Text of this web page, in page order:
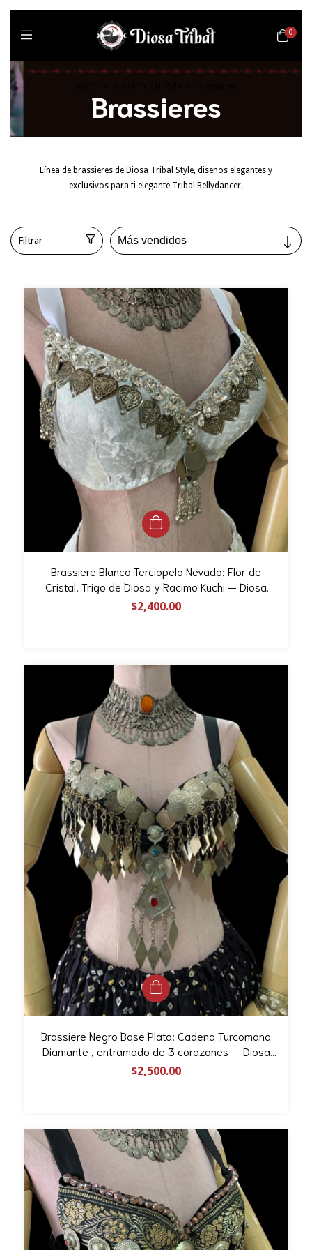
0
Brassieres
Línea de brassieres de Diosa Tribal Style, diseños elegantes y
exclusivos para ti elegante Tribal Bellydancer.
Filtrar
Brassiere Blanco Terciopelo Nevado: Flor de
Cristal, Trigo de Diosa y Racimo Kuchi — Diosa
Tribal Design (Talla 34C - Pieza Única)
$2,400.00
Brassiere Negro Base Plata: Cadena Turcomana
Diamante , entramado de 3 corazones — Diosa
Tribal Design (Talla 32A)
$2,500.00